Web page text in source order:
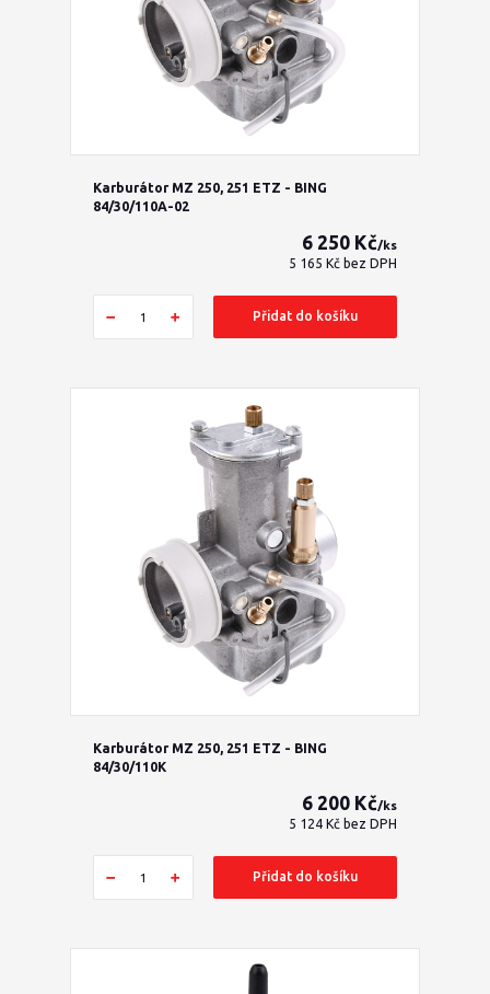
Karburátor MZ 250, 251 ETZ - BING
84/30/110A-02
6 250 Kč/ks
5 165 Kč bez DPH
Přidat do košíku
Karburátor MZ 250, 251 ETZ - BING
84/30/110K
6 200 Kč/ks
5 124 Kč bez DPH
Přidat do košíku